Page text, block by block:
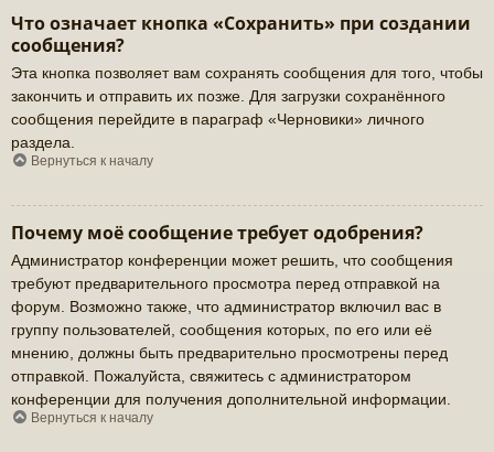
Что означает кнопка «Сохранить» при создании
сообщения?
Эта кнопка позволяет вам сохранять сообщения для того, чтобы
закончить и отправить их позже. Для загрузки сохранённого
сообщения перейдите в параграф «Черновики» личного
раздела.
Вернуться к началу
Почему моё сообщение требует одобрения?
Администратор конференции может решить, что сообщения
требуют предварительного просмотра перед отправкой на
форум. Возможно также, что администратор включил вас в
группу пользователей, сообщения которых, по его или её
мнению, должны быть предварительно просмотрены перед
отправкой. Пожалуйста, свяжитесь с администратором
конференции для получения дополнительной информации.
Вернуться к началу